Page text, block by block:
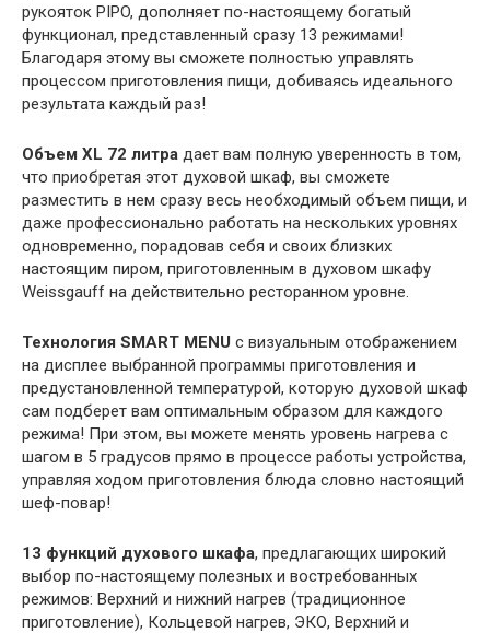
рукояток PIPO, дополняет по-настоящему богатый
функционал, представленный сразу 13 режимами!
Благодаря этому вы сможете полностью управлять
процессом приготовления пищи, добиваясь идеального
результата каждый раз!
Объем XL 72 литра дает вам полную уверенность в том,
что приобретая этот духовой шкаф, вы сможете
разместить в нем сразу весь необходимый объем пищи, и
даже профессионально работать на нескольких уровнях
одновременно, порадовав себя и своих близких
настоящим пиром, приготовленным в духовом шкафу
Weissgauff на действительно ресторанном уровне.
Технология SMART MENU с визуальным отображением
на дисплее выбранной программы приготовления и
предустановленной температурой, которую духовой шкаф
сам подберет вам оптимальным образом для каждого
режима! При этом, вы можете менять уровень нагрева с
шагом в 5 градусов прямо в процессе работы устройства,
управляя ходом приготовления блюда словно настоящий
шеф-повар!
13 функций духового шкафа, предлагающих широкий
выбор по-настоящему полезных и востребованных
режимов: Верхний и нижний нагрев (традиционное
приготовление), Кольцевой нагрев, ЭКО, Верхний и